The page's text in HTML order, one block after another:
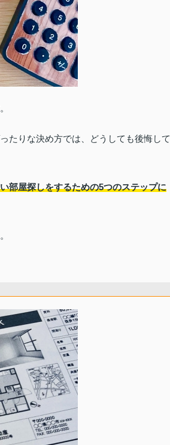
たりな決め方では、どうしても後悔して
部屋探しをするための5つのステップに